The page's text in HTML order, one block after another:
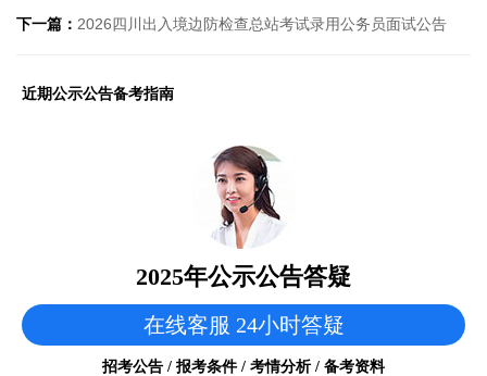
下一篇： 2026四川出入境边防检查总站考试录用公务员面试公告
近期公示公告备考指南
2025年公示公告答疑
在线客服 24小时答疑
招考公告 / 报考条件 / 考情分析 / 备考资料